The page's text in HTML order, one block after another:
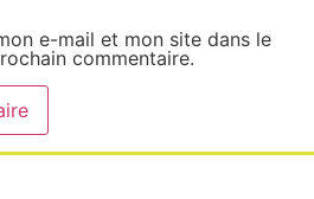
e-mail et mon site dans le
commentaire.